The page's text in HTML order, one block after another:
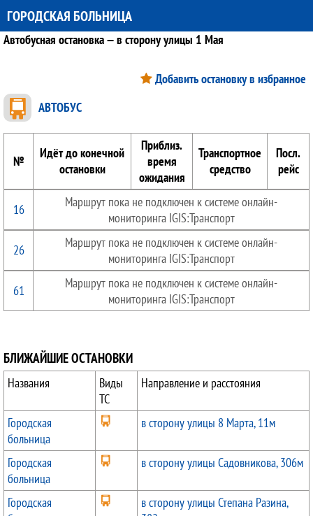
ГОРОДСКАЯ БОЛЬНИЦА
Автобусная остановка — в сторону улицы 1 Мая
Добавить остановку в избранное
АВТОБУС
№
Идёт до конечной
остановки
Приблиз.
время
ожидания
Транспортное
средство
Посл.
рейс
16
Маршрут пока не подключен к системе онлайн-
мониторинга IGIS:Транспорт
26
Маршрут пока не подключен к системе онлайн-
мониторинга IGIS:Транспорт
61
Маршрут пока не подключен к системе онлайн-
мониторинга IGIS:Транспорт
БЛИЖАЙШИЕ ОСТАНОВКИ
Названия
Виды
ТС
Направление и расстояния
Городская
больница
в сторону улицы 8 Марта, 11м
Городская
больница
в сторону улицы Садовникова, 306м
Городская
в сторону улицы Степана Разина,